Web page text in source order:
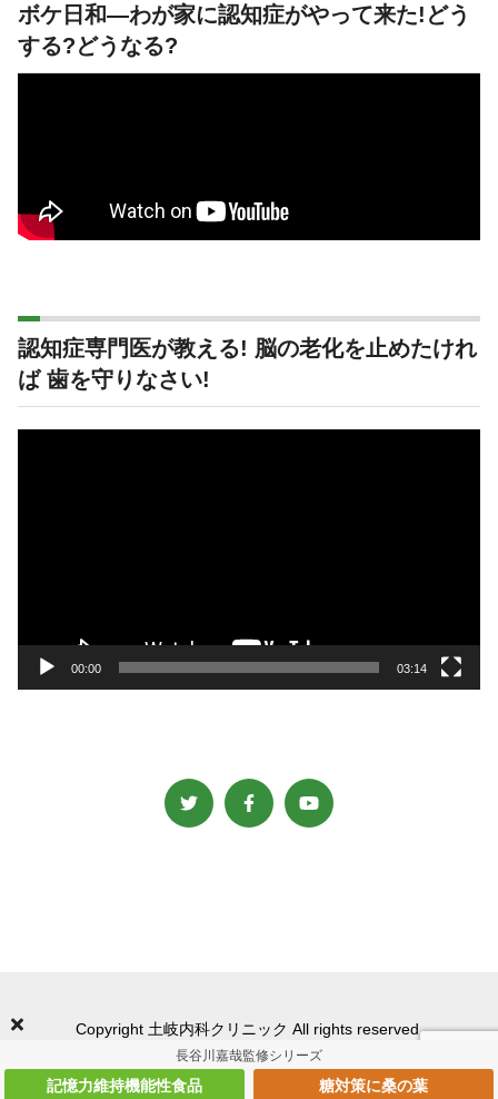
ボケ日和―わが家に認知症がやって来た!どう
する?どうなる?
認知症専門医が教える! 脳の老化を止めたけれ
ば 歯を守りなさい!
00:00 03:14
Copyright 土岐内科クリニック All rights reserved.
長谷川嘉哉監修シリーズ
記憶力維持機能性食品 糖対策に桑の葉